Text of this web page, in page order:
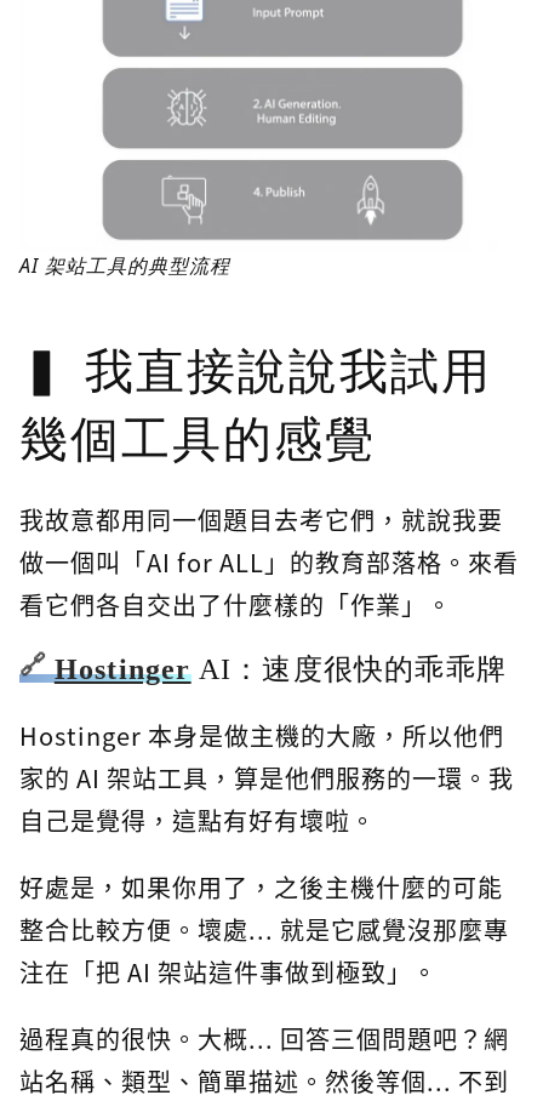
AI 架站工具的典型流程
我直接說說我試用
幾個工具的感覺
我故意都用同一個題目去考它們，就說我要
做一個叫「AI for ALL」的教育部落格。來看
看它們各自交出了什麼樣的「作業」。
HostingerAI：速度很快的乖乖牌
Hostinger 本身是做主機的大廠，所以他們
家的 AI 架站工具，算是他們服務的一環。我
自己是覺得，這點有好有壞啦。
好處是，如果你用了，之後主機什麼的可能
整合比較方便。壞處... 就是它感覺沒那麼專
注在「把 AI 架站這件事做到極致」。
過程真的很快。大概... 回答三個問題吧？網
站名稱、類型、簡單描述。然後等個... 不到